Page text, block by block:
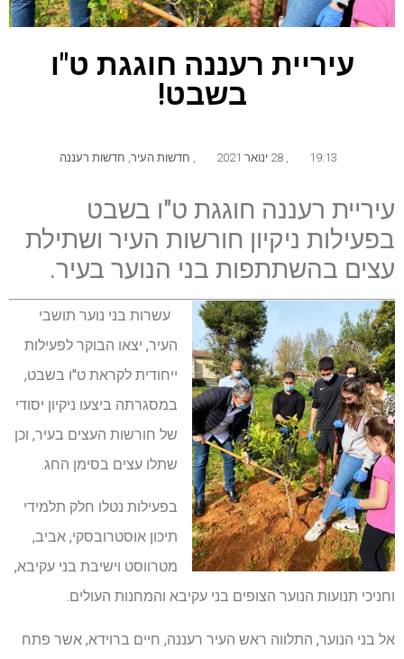
עיריית רעננה חוגגת ט"ו
בשבט!
19:13 חדשות העיר חדשות רעננה
עיריית רעננה חוגגת ט"ו בשבט
בפעילות ניקיון חורשות העיר ושתילת
עצים בהשתתפות בני הנוער בעיר.
עשרות בני נוער תושבי
העיר, יצאו הבוקר לפעילות
ייחודית לקראת ט"ו בשבט,
במסגרתה ביצעו ניקיון יסודי
של חורשות העצים בעיר, וכן
שתלו עצים בסימן החג.
בפעילות נטלו חלק תלמידי
תיכון אוסטרובסקי, אביב,
מטרווסט וישיבת בני עקיבא,
וחניכי תנועות הנוער הצופים בני עקיבא והמחנות העולים.
אל בני הנוער, התלווה ראש העיר רעננה, חיים ברוידא, אשר פתח